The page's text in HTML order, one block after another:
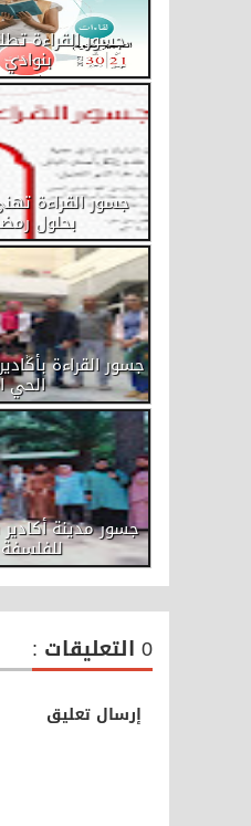
جسور القراءة
بنوادي
جسور القراءة
بحلول
جسور القراءة
الحي
جسور مدينة
للفلسفة
0 التعليقات :
إرسال تعليق